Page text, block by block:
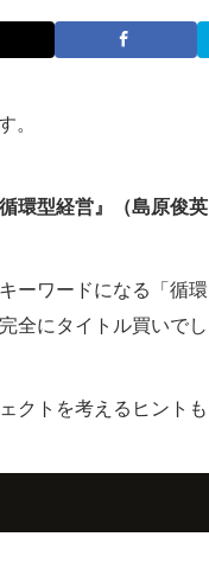
。
循環型経営』（島原俊英
ーワードになる「循
全にタイトル買いでし
クトを考えるヒントも